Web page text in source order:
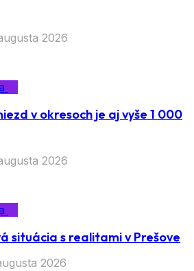
2026
v okresoch je aj vyše 1 000
2026
situácia s realitami v Prešove
2026